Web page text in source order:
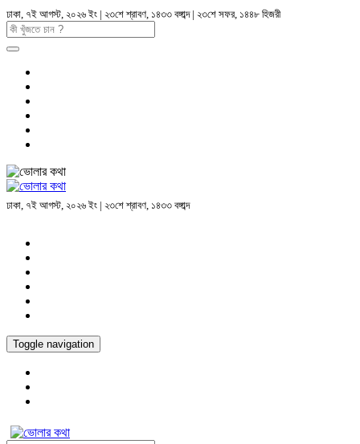
ঢাকা, ৭ই আগস্ট, ২০২৬ ইং | ২৩শে শ্রাবণ, ১৪৩৩ বঙ্গাব্দ | ২৩শে সফর, ১৪৪৮ হিজরী
ঢাকা, ৭ই আগস্ট, ২০২৬ ইং | ২৩শে শ্রাবণ, ১৪৩৩ বঙ্গাব্দ
Toggle navigation